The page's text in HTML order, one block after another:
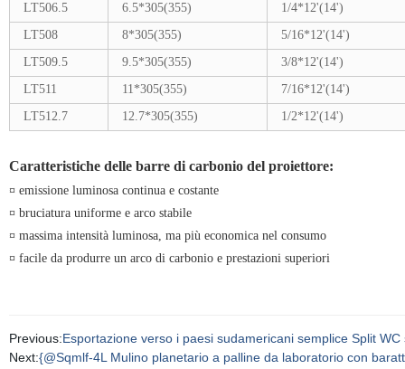
LT506.5
6.5*305(355)
1/4*12'(14')
LT508
8*305(355)
5/16*12'(14')
LT509.5
9.5*305(355)
3/8*12'(14')
LT511
11*305(355)
7/16*12'(14')
LT512.7
12.7*305(355) 1/2*12'(14')
Caratteristiche delle barre di carbonio del proiettore:
¤ emissione luminosa continua e costante
¤ bruciatura uniforme e arco stabile
¤ massima intensità luminosa, ma più economica nel consumo
¤ facile da produrre un arco di carbonio e prestazioni superiori
Previous:Esportazione verso i paesi sudamericani semplice Split
Next:{@Sqmlf-4L Mulino planetario a palline da laboratorio con